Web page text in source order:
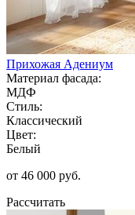
Прихожая Адениум
Материал фасада:
МДФ
Стиль:
Классический
Цвет:
Белый
от 46 000 руб.
Рассчитать